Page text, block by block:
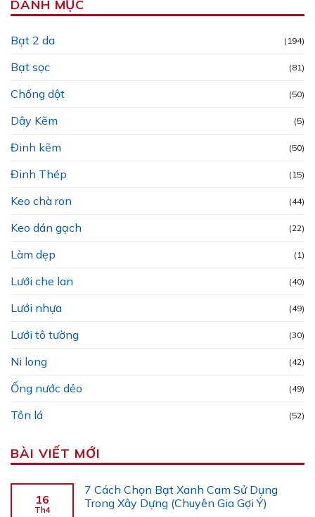
DANH MỤC
Bạt 2 da (194)
Bạt sọc (81)
Chống dột (50)
Dây Kẽm (5)
Đinh kẽm (50)
Đinh Thép (15)
Keo chà ron (44)
Keo dán gạch (22)
Làm dẹp (1)
Lưới che lan (40)
Lưới nhựa (49)
Lưới tô tường (30)
Ni long (42)
Ống nước dẻo (49)
Tôn lá (52)
BÀI VIẾT MỚI
16
Th4
7 Cách Chọn Bạt Xanh Cam Sử Dụng
Trong Xây Dựng (Chuyên Gia Gợi Ý)